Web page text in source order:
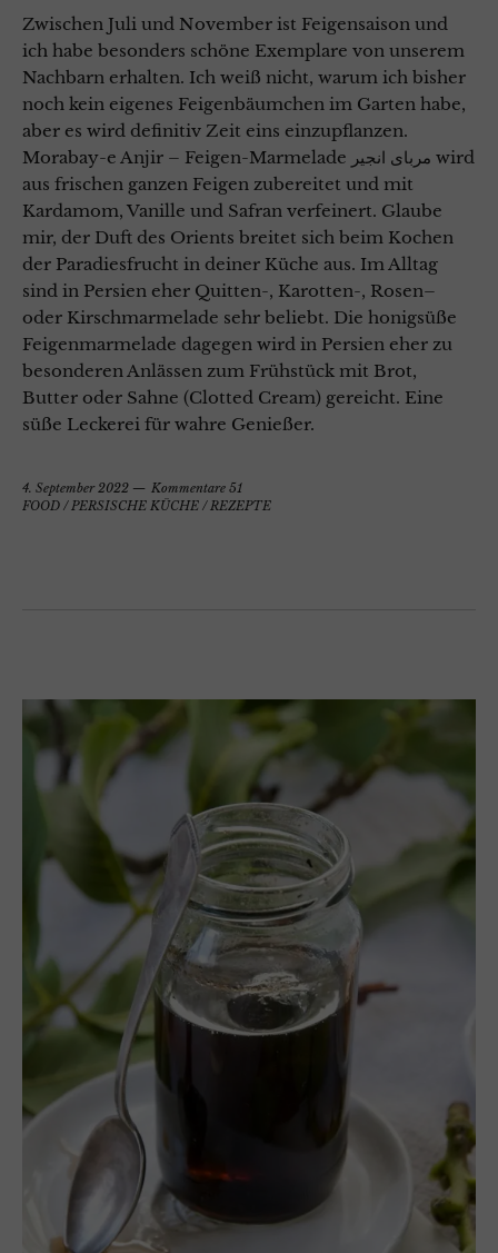
Zwischen Juli und November ist Feigensaison und
ich habe besonders schöne Exemplare von unserem
Nachbarn erhalten. Ich weiß nicht, warum ich bisher
noch kein eigenes Feigenbäumchen im Garten habe,
aber es wird definitiv Zeit eins einzupflanzen.
Morabay-e Anjir – Feigen-Marmelade مربای انجیر wird
aus frischen ganzen Feigen zubereitet und mit
Kardamom, Vanille und Safran verfeinert. Glaube
mir, der Duft des Orients breitet sich beim Kochen
der Paradiesfrucht in deiner Küche aus. Im Alltag
sind in Persien eher Quitten-, Karotten-, Rosen–
oder Kirschmarmelade sehr beliebt. Die honigsüße
Feigenmarmelade dagegen wird in Persien eher zu
besonderen Anlässen zum Frühstück mit Brot,
Butter oder Sahne (Clotted Cream) gereicht. Eine
süße Leckerei für wahre Genießer.
4. September 2022
Kommentare 51
FOOD / PERSISCHE KÜCHE / REZEPTE